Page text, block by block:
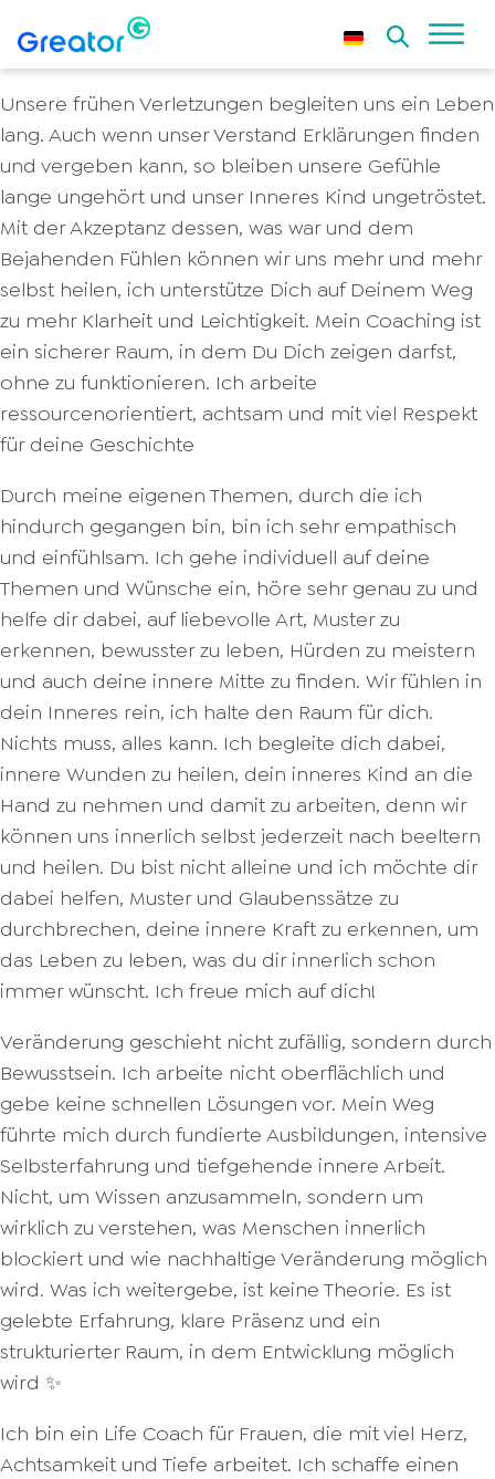
Unsere frühen Verletzungen begleiten uns ein Leben
lang. Auch wenn unser Verstand Erklärungen finden
und vergeben kann, so bleiben unsere Gefühle
lange ungehört und unser Inneres Kind ungetröstet.
Mit der Akzeptanz dessen, was war und dem
Bejahenden Fühlen können wir uns mehr und mehr
selbst heilen, ich unterstütze Dich auf Deinem Weg
zu mehr Klarheit und Leichtigkeit. Mein Coaching ist
ein sicherer Raum, in dem Du Dich zeigen darfst,
ohne zu funktionieren. Ich arbeite
ressourcenorientiert, achtsam und mit viel Respekt
für deine Geschichte
Durch meine eigenen Themen, durch die ich
hindurch gegangen bin, bin ich sehr empathisch
und einfühlsam. Ich gehe individuell auf deine
Themen und Wünsche ein, höre sehr genau zu und
helfe dir dabei, auf liebevolle Art, Muster zu
erkennen, bewusster zu leben, Hürden zu meistern
und auch deine innere Mitte zu finden. Wir fühlen in
dein Inneres rein, ich halte den Raum für dich.
Nichts muss, alles kann. Ich begleite dich dabei,
innere Wunden zu heilen, dein inneres Kind an die
Hand zu nehmen und damit zu arbeiten, denn wir
können uns innerlich selbst jederzeit nach beeltern
und heilen. Du bist nicht alleine und ich möchte dir
dabei helfen, Muster und Glaubenssätze zu
durchbrechen, deine innere Kraft zu erkennen, um
das Leben zu leben, was du dir innerlich schon
immer wünscht. Ich freue mich auf dich!
Veränderung geschieht nicht zufällig, sondern durch
Bewusstsein. Ich arbeite nicht oberflächlich und
gebe keine schnellen Lösungen vor. Mein Weg
führte mich durch fundierte Ausbildungen, intensive
Selbsterfahrung und tiefgehende innere Arbeit.
Nicht, um Wissen anzusammeln, sondern um
wirklich zu verstehen, was Menschen innerlich
blockiert und wie nachhaltige Veränderung möglich
wird. Was ich weitergebe, ist keine Theorie. Es ist
gelebte Erfahrung, klare Präsenz und ein
strukturierter Raum, in dem Entwicklung möglich
wird ✨
Ich bin ein Life Coach für Frauen, die mit viel Herz,
Achtsamkeit und Tiefe arbeitet. Ich schaffe einen